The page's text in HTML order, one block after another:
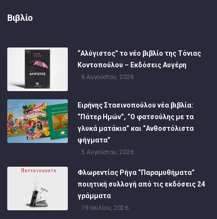
Βιβλίο
“Αλύγιστος” το νέο βιβλίο της Τόνιας
Κοντοπούλου – Εκδόσεις Αυγέρη
6 Αυγούστου, 2026
Ειρήνης Στασινοπούλου νέα βιβλία:
“Πάτερ Ημών”, “Ο φατσούλης με τα
γλυκά ματάκια” και “Ανθοστόλιστα
ψήγματα”
5 Αυγούστου, 2026
Φλωρεντίας Ρήγα “Παραμυθήματα”
ποιητική συλλογή από τις εκδόσεις 24
γράμματα
19 Ιουλίου, 2026